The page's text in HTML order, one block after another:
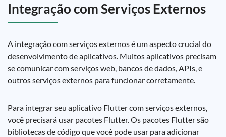
Integração com Serviços Externos
A integração com serviços externos é um aspecto crucial do
desenvolvimento de aplicativos. Muitos aplicativos precisam
se comunicar com serviços web, bancos de dados, APIs, e
outros serviços externos para funcionar corretamente.
Para integrar seu aplicativo Flutter com serviços externos,
você precisará usar pacotes Flutter. Os pacotes Flutter são
bibliotecas de código que você pode usar para adicionar